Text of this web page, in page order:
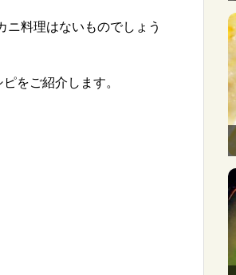
ニ料理はないものでしょう
をご紹介します。